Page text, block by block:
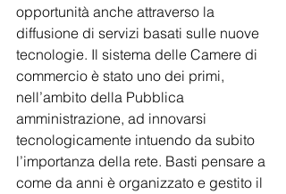
opportunità anche attraverso la
diffusione di servizi basati sulle nuove
tecnologie. Il sistema delle Camere di
commercio è stato uno dei primi,
nell’ambito della Pubblica
amministrazione, ad innovarsi
tecnologicamente intuendo da subito
l’importanza della rete. Basti pensare a
come da anni è organizzato e gestito il